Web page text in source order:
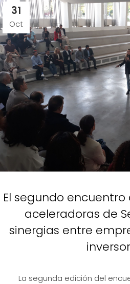
31
Oct
El segundo
aceleradoras de
sinergias entre
La segunda edición del